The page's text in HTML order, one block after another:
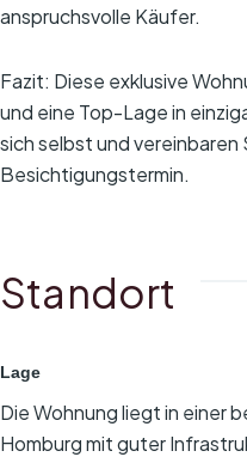
anspruchsvolle Käufer.
Fazit: Diese exklusive
und eine Top-Lage in
sich selbst und vereinbaren
Besichtigungstermin.
Standort
Lage
Die Wohnung liegt in einer
Homburg mit guter